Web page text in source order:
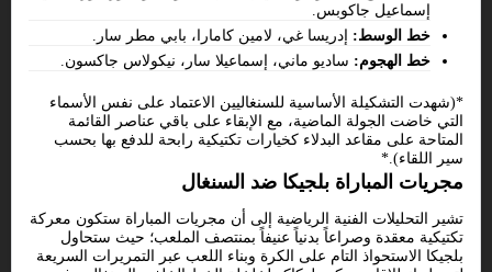
إسماعيل جاكوبس.
خط الوسط: إدريسا غي، لامين كامارا، بابي مطر سار.
خط الهجوم: ساديو ماني، إسماعيلا سار، نيكولاس جاكسون.
*(شهدت التشكيلة الأساسية للسنغاليين الاعتماد على نفس الأسماء
التي خاضت الجولة الماضية، مع الإبقاء على باقي عناصر القائمة
المتاحة على مقاعد البدلاء كخيارات تكتيكية رابحة للدفع بها بحسب
سير اللقاء).*
مجريات المباراة بلجيكا ضد السنغال
تشير التحليلات الفنية الرياضية إلى أن مجريات المباراة ستكون معركة
تكتيكية معقدة وصراعاً بدنياً عنيفاً بمنتصف الملعب؛ حيث ستحاول
بلجيكا الاستحواذ التام على الكرة وبناء اللعب عبر التمريرات السريعة